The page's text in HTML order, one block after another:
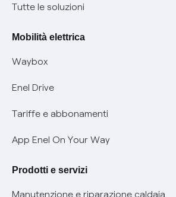
Condizioni generali di contratto
Informativa RAEE
Informativa Privacy AI
Nuove regole europee per la
Offerte Placet non vulnerabili
Offerta Tutela Vulnerabilità Gas
Mobilità Elettrica
Phishing e truffe online
Verifica chi ti ha chiamato
Agevolazione utenti con disabilità per
Informativa RAEE
Tutte le soluzioni
Mobilità elettrica
Waybox
Enel Drive
Tariffe e abbonamenti
App Enel On Your Way
Prodotti e servizi
Manutenzione e riparazione caldaia